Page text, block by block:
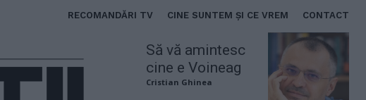
RECOMANDĂRI TV CINE SUNTEM ȘI CE VREM CONTACT
Să vă amintesc
cine e Voineag
Cristian Ghinea